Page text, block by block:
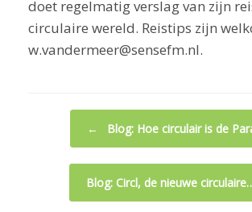
doet regelmatig verslag van zijn
circulaire wereld. Reistips zijn
w.vandermeer@sensefm.nl.
← Blog: Hoe circulair is de
Blog: Circl, de nieuwe